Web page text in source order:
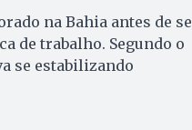
na Bahia antes de se
de trabalho. Segundo o
se estabilizando